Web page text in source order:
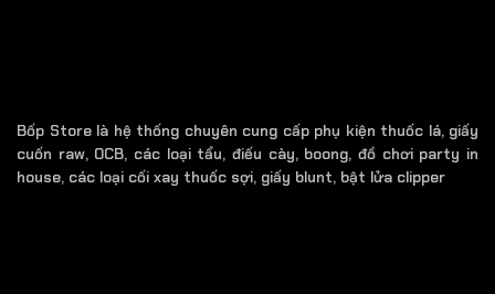
Bốp Store là hệ thống chuyên cung cấp phụ kiện thuốc lá, giấy
cuốn raw, OCB, các loại tẩu, điếu cày, boong, đồ chơi party in
house, các loại cối xay thuốc sợi, giấy blunt, bật lửa clipper